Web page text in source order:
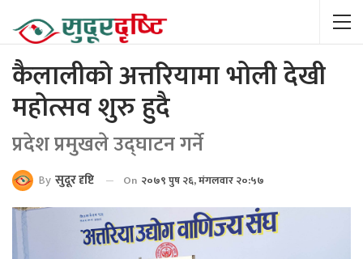
कैलालीको अत्तरियामा भोली देखी
महोत्सव शुरु हुदै
प्रदेश प्रमुखले उद्घाटन गर्ने
By सुदूर दृष्टि On २०७९ पुष २६, मंगलवार २०:५७